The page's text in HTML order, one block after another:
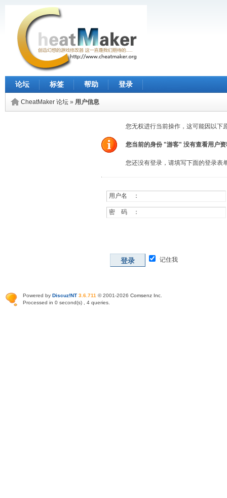
论坛 标签 帮助 登录
CheatMaker 论坛 » 用户信息
您无权进行当前操作，这可能因以下
您当前的身份 "游客" 没有查看用户
您还没有登录，请填写下面的登录表
用户名 ：
密 码 ：
登录 记住我
Powered by Discuz!NT 3.6.711 © 2001-2026 Comsenz Inc
Processed in 0 second(s) , 4 queries.